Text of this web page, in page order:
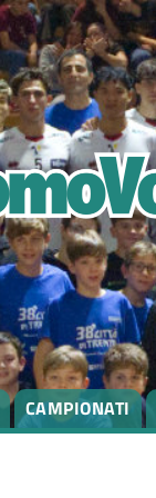
CAMPIONATI